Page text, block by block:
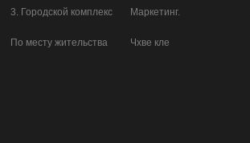
3. Городской комплекс
По месту жительства
Маркетинг.
Чхве кле